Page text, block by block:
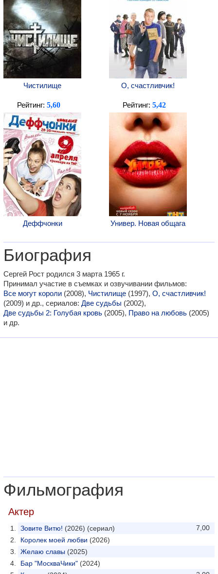
Чистилище О, счастливчик!
Рейтинг: 5,60
Деффчонки
Рейтинг: 5,42
Универ. Новая общага
Биография
Сергей Рост родился 3 марта 1965 г.
Принимал участие в съемках и озвучивании фильмов:
Все могут короли (2008), Чистилище (1997), О, счастливчик!
(2009) и др., сериалов: Две судьбы (2002),
Две судьбы 2: Голубая кровь (2005), Право на любовь (2005)
и др.
Фильмография
Актер
7,00
Зовите Витю! (2026) (сериал)
Королек моей любви (2026)
Желаю славы (2025)
Бар "МоскваЧики" (2024)